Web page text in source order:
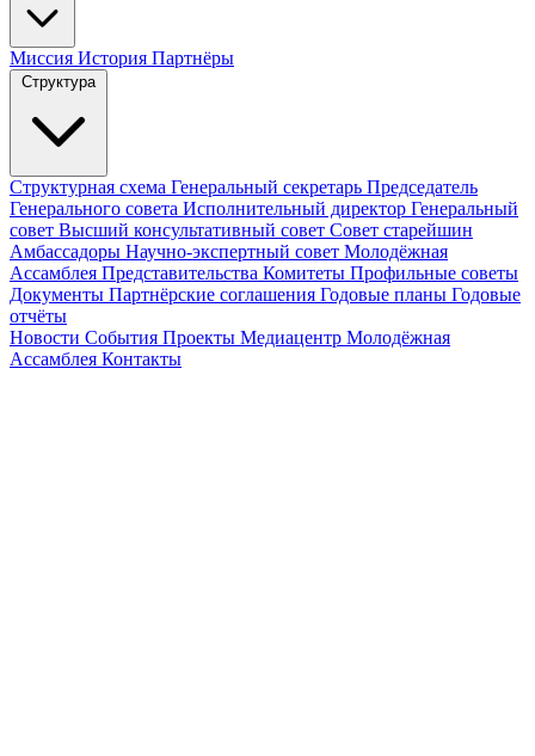
Миссия История Партнёры
Структура
Структурная схема Генеральный секретарь Председатель
Генерального совета Исполнительный директор Генеральный
совет Высший консультативный совет Совет старейшин
Амбассадоры Научно-экспертный совет Молодёжная
Ассамблея Представительства Комитеты Профильные советы
Документы Партнёрские соглашения Годовые планы Годовые
отчёты
Новости События Проекты Медиацентр Молодёжная
Ассамблея Контакты